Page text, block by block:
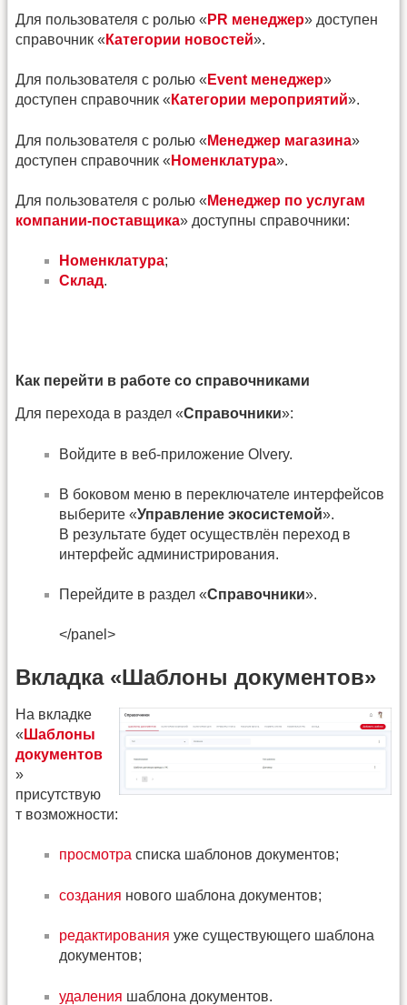
Для пользователя с ролью « PR менеджер» доступен
справочник « Категории новостей».
Для пользователя с ролью « Event менеджер»
доступен справочник « Категории мероприятий».
Для пользователя с ролью « Менеджер магазина»
доступен справочник « Номенклатура».
Для пользователя с ролью « Менеджер по услугам
компании-поставщика» доступны справочники:
Номенклатура;
Склад.
Как перейти в работе со справочниками
Для перехода в раздел «Справочники»:
Войдите в веб-приложение Olvery.
В боковом меню в переключателе интерфейсов
выберите «Управление экосистемой».
В результате будет осуществлён переход в
интерфейс администрирования.
Перейдите в раздел «Справочники».
</panel>
Вкладка «Шаблоны документов»
На вкладке
« Шаблоны
документов
»
присутствую
т возможности:
просмотра списка шаблонов документов;
создания нового шаблона документов;
редактирования уже существующего шаблона
документов;
удаления шаблона документов.